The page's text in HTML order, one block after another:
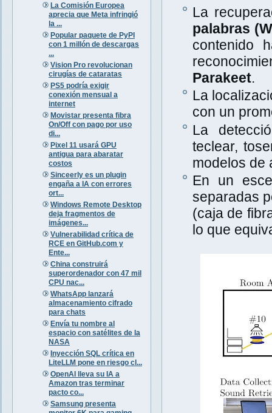
La Comisión Europea
aprecia que Meta infringió
la ...
Popular paquete de PyPI
con 1 millón de descargas
...
Vision Pro revolucionan
cirugías de cataratas
PS5 podría exigir
conexión mensual a
internet
Movistar presenta fibra
On/Off con pago por uso
di...
Pixel 11 usará GPU
antigua para abaratar
costos
Sinceerly es un plugin
engaña a IA con errores
ort...
Windows Remote Desktop
deja fragmentos de
imágenes...
Vulnerabilidad crítica de
RCE en GitHub.com y
Ente...
China construirá
superordenador con 47 mil
CPU nac...
WhatsApp lanzará
almacenamiento cifrado
para chats
Envía tu nombre al
espacio con satélites de la
NASA
Inyección SQL crítica en
LiteLLM pone en riesgo cl...
OpenAI lleva su IA a
Amazon tras terminar
pacto co...
Samsung presenta
La
palabras
contenido
Parakeet.
La
con un
La
teclear,
modelos de
En un
separadas
(caja de
lo que